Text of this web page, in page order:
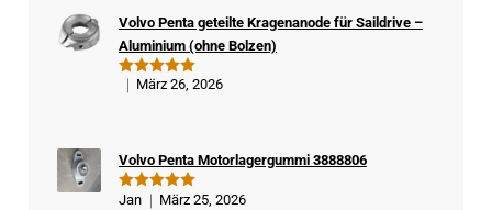
Kä
ufe
Bewertet
Volvo Penta geteilte Kragenanode für Saildrive –
Aluminium (ohne Bolzen)
März 26, 2026
Bewertet
Volvo Penta Motorlagergummi 3888806
Jan März 25, 2026